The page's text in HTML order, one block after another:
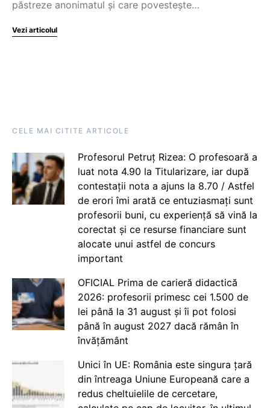
păstreze anonimatul și care povestește…
Vezi articolul
CELE MAI CITITE ARTICOLE
Profesorul Petruț Rizea: O profesoară a
luat nota 4.90 la Titularizare, iar după
contestații nota a ajuns la 8.70 / Astfel
de erori îmi arată ce entuziasmați sunt
profesorii buni, cu experiență să vină la
corectat și ce resurse financiare sunt
alocate unui astfel de concurs
important
OFICIAL Prima de carieră didactică
2026: profesorii primesc cei 1.500 de
lei până la 31 august și îi pot folosi
până în august 2027 dacă rămân în
învățământ
Unici în UE: România este singura țară
din întreaga Uniune Europeană care a
redus cheltuielile de cercetare,